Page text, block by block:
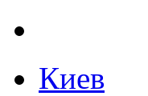
Киев